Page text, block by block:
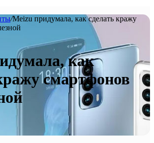
/Meizu придумала, как сделать кражу
как
смартфонов